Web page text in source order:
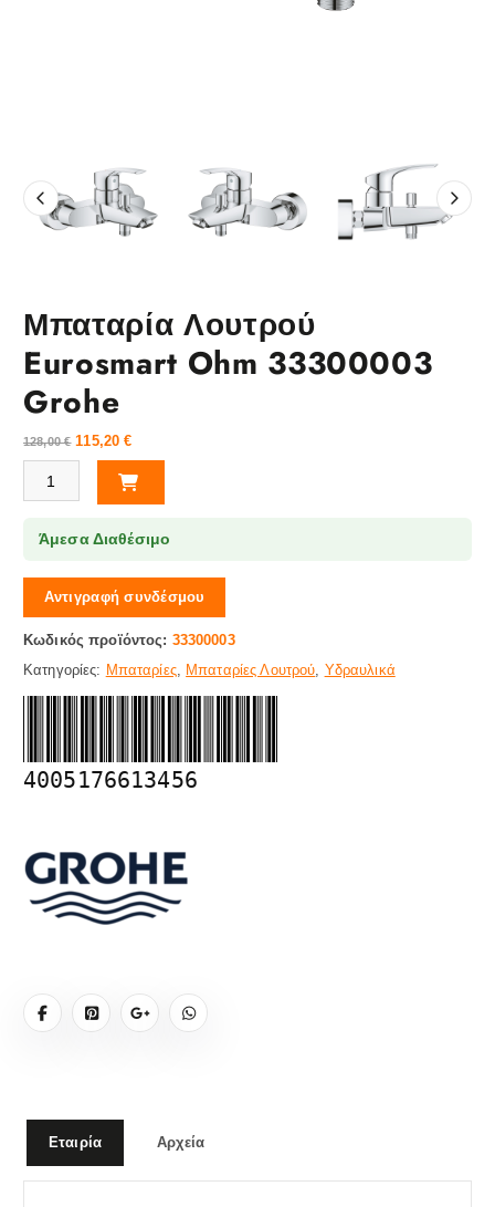
Μπαταρία Λουτρού
Eurosmart Ohm 33300003
Grohe
128,00€ 115,20€
Μπαταρία Λουτρού Eurosmart Ohm 33300003 Grohe ποσότητα
Άμεσα Διαθέσιμο
Αντιγραφή συνδέσμου
Κωδικός προϊόντος: 33300003
Κατηγορίες: Μπαταρίες, Μπαταρίες Λουτρού, Υδραυλικά
4005176613456
Εταιρία Αρχεία